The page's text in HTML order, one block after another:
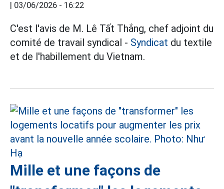
03/06/2026 - 16:22
C'est l'avis de M. Lê Tất Thắng, chef adjoint du
comité de travail syndical - Syndicat du textile
et de l'habillement du Vietnam.
Mille et une façons de